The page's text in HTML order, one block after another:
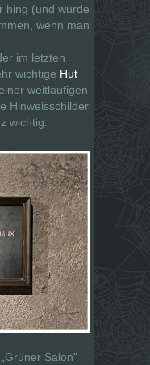
hing (und wurde
wenn man
im letzten
wichtige Hut
weitläufigen
Hinweisschilder
wichtig.
Salon”